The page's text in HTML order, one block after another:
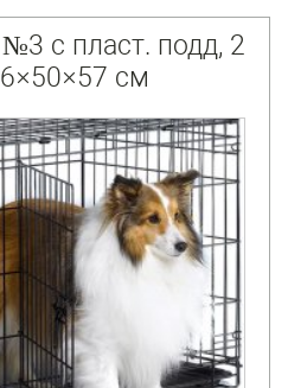
с пласт. подд, 2
см